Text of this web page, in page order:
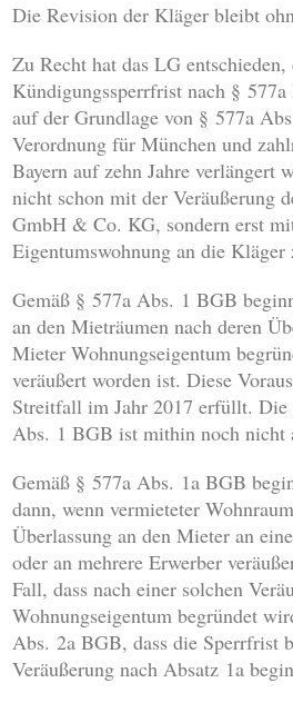
Die Revision der Kläger bleibt
Zu Recht hat das LG entschieden,
Kündigungssperrfrist nach §
auf der Grundlage von § 577a
Verordnung für München und
Bayern auf zehn Jahre verlängert
nicht schon mit der Veräußerung
GmbH & Co. KG, sondern erst
Eigentumswohnung an die Kläger
Gemäß § 577a Abs. 1 BGB
an den Mieträumen nach deren
Mieter Wohnungseigentum
veräußert worden ist. Diese
Streitfall im Jahr 2017 erfüllt. Die
Abs. 1 BGB ist mithin noch nicht
Gemäß § 577a Abs. 1a BGB
dann, wenn vermieteter
Überlassung an den Mieter an
oder an mehrere Erwerber
Fall, dass nach einer solchen
Wohnungseigentum begründet
Abs. 2a BGB, dass die Sperrfrist
Veräußerung nach Absatz 1a